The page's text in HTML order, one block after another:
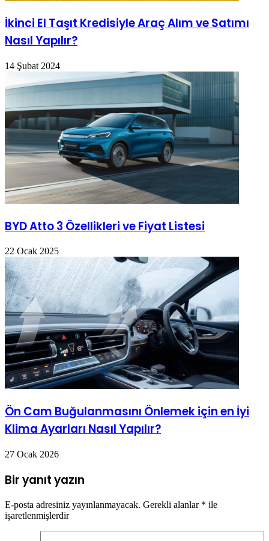
İkinci El Taşıt Kredisiyle Araç Alım ve Satımı
Nasıl Yapılır?
14 Şubat 2024
BYD Atto 3 Özellikleri ve Fiyat Listesi
22 Ocak 2025
Ön Cam Buğulanmasını Önlemek için en İyi
Klima Ayarları Nasıl Yapılır?
27 Ocak 2026
Bir yanıt yazın
E-posta adresiniz yayınlanmayacak. Gerekli alanlar * ile
işaretlenmişlerdir